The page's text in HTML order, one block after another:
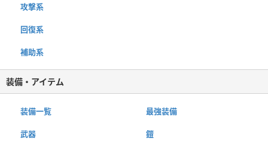
攻撃系
回復系
補助系
装備・アイテム
装備一覧 最強装備
武器 鎧